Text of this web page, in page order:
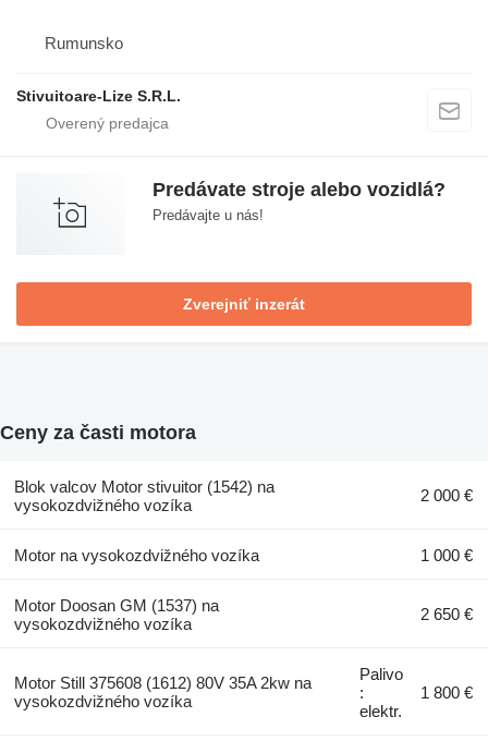
Rumunsko
Stivuitoare-Lize S.R.L.
Predávate stroje alebo vozidlá?
Predávajte u nás!
Zverejniť inzerát
Ceny za časti motora
Blok valcov Motor stivuitor (1542) na
vysokozdvižného vozíka
2 000 €
Motor na vysokozdvižného vozíka 1 000 €
Motor Doosan GM (1537) na
vysokozdvižného vozíka
2 650 €
Motor Still 375608 (1612) 80V 35A 2kw na
vysokozdvižného vozíka
Palivo
:
elektr.
1 800 €